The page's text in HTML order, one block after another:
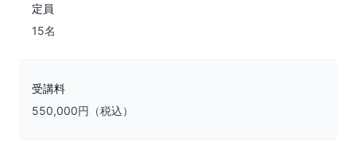
定員
15名
受講料
550,000円（税込）